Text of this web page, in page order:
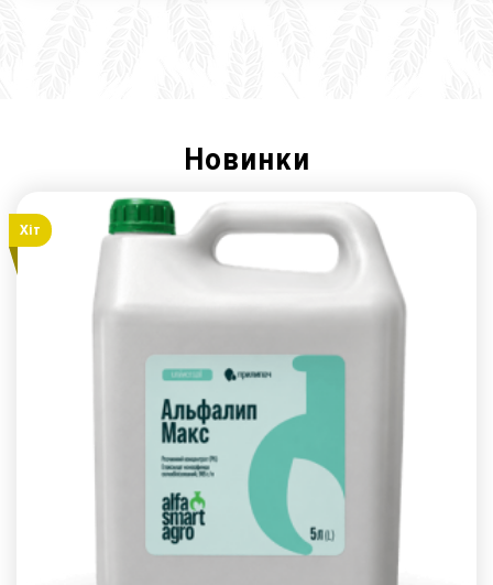
Новинки
Хiт